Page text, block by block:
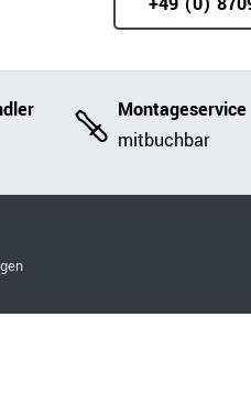
Montageservice
mitbuchbar